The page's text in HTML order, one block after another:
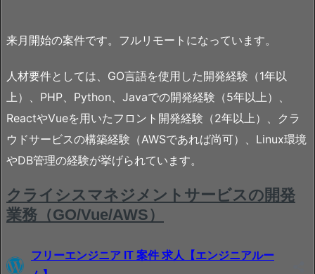
来月開始の案件です。フルリモートになっています。
人材要件としては、GO言語を使用した開発経験（1年以
上）、PHP、Python、Javaでの開発経験（5年以上）、
ReactやVueを用いたフロント開発経験（2年以上）、クラ
ウドサービスの構築経験（AWSであれば尚可）、Linux環境
やDB管理の経験が挙げられています。